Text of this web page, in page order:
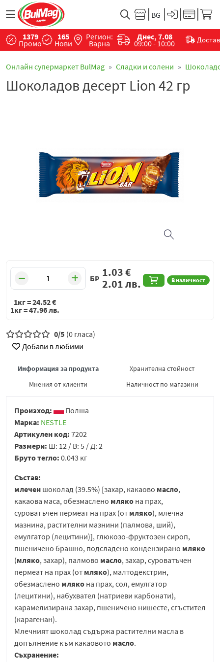
1379
Промо
165
Нови
Регион:
Варна
Днес, 7.08
09:00 - 10:00
Онлайн супермаркет BulMag Сладки и солени
Шоколадов десерт Lion 42 гр
БР В наличност
1.03€
2.01лв.
1кг =24.52€
1кг =47.96лв.
0/5 (0 гласа)
Добави в любими
Информация за продукта
Хранителна стойност
Мнения от клиенти
Наличност по магазини
Произход:
Полша
Марка: NESTLE
Артикулен код: 7202
Размери: Ш: 12 / В: 5 / Д: 2
Бруто тегло: 0.043 кг
Състав:
млечен шоколад (39.5%) [захар, какаово масло,
какаова маса, обезмаслено мляко на прах,
суроватъчен пермеат на прах (от мляко), млечна
мазнина, растителни мазнини (палмова, ший),
емулгатор (лецитини)], глюкозо-фруктозен сироп,
пшеничено брашно, подсладено кондензирано мляко
(мляко, захар), палмово масло, захар, суроватъчен
пермеат на прах (от мляко), малтодекстрин,
обезмаслено мляко на прах, сол, емулгатор
(лецитини), набухвател (натриеви карбонати),
карамелизирана захар, пшеничено нишесте, сгъстител
(карагенан).
Млечният шоколад съдържа растителни масла в
допълнение към какаовото масло.
Съхранение: